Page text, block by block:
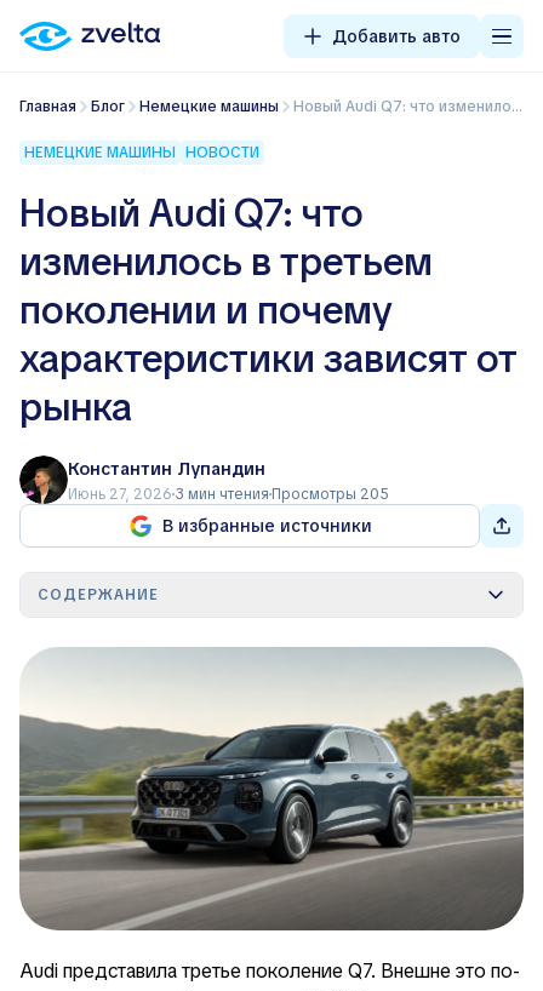
Добавить авто
Главная Блог Немецкие машины Новый Audi Q7: что изменилось в третьем поколении и почему характеристики зависят от рынка
НЕМЕЦКИЕ МАШИНЫ НОВОСТИ
Новый Audi Q7: что
изменилось в третьем
поколении и почему
характеристики зависят от
рынка
Константин Лупандин
Июнь 27, 2026 3 мин чтения Просмотры 205
В избранные источники
СОДЕРЖАНИЕ
Audi представила третье поколение Q7. Внешне это по-